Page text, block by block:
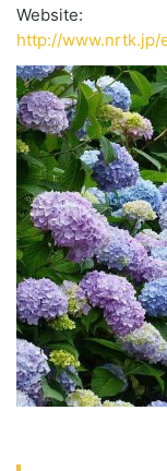
Website:
http://www.nrtk.jp/